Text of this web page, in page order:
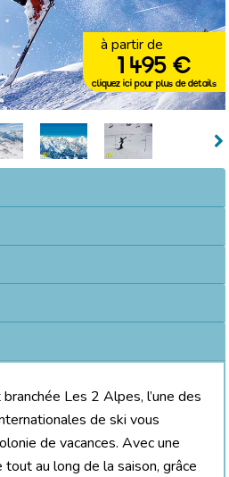
à partir de
1 495 €
cliquez ici pour plus de détails
Les 2 Alpes, l’une des
de ski vous
de vacances. Avec une
au long de la saison, grâce